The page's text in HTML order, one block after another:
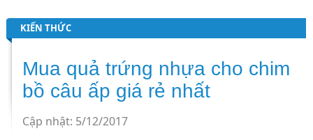
KIẾN THỨC
Mua quả trứng nhựa cho chim
bồ câu ấp giá rẻ nhất
Cập nhật: 5/12/2017